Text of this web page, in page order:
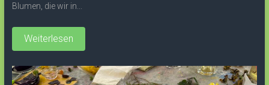
Blumen, die wir in...
Weiterlesen